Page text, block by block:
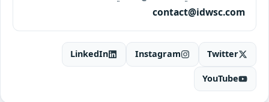
contact@idwsc.com
Twitter
Instagram
LinkedIn
YouTube